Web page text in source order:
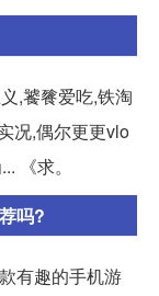
,饕餮爱吃,铁淘
况,偶尔更更vlo
《求。
吗?
有趣的手机游